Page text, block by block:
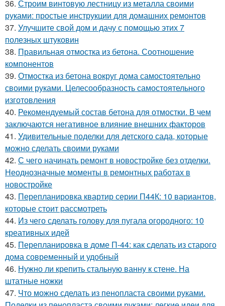
36. Строим винтовую лестницу из металла своими
руками: простые инструкции для домашних ремонтов
37. Улучшите свой дом и дачу с помощью этих 7
полезных штуковин
38. Правильная отмостка из бетона. Соотношение
компонентов
39. Отмостка из бетона вокруг дома самостоятельно
своими руками. Целесообразность самостоятельного
изготовления
40. Рекомендуемый состав бетона для отмостки. В чем
заключаются негативное влияние внешних факторов
41. Удивительные поделки для детского сада, которые
можно сделать своими руками
42. С чего начинать ремонт в новостройке без отделки.
Неоднозначные моменты в ремонтных работах в
новостройке
43. Перепланировка квартир серии П44К: 10 вариантов,
которые стоит рассмотреть
44. Из чего сделать голову для пугала огородного: 10
креативных идей
45. Перепланировка в доме П-44: как сделать из старого
дома современный и удобный
46. Нужно ли крепить стальную ванну к стене. На
штатные ножки
47. Что можно сделать из пенопласта своими руками.